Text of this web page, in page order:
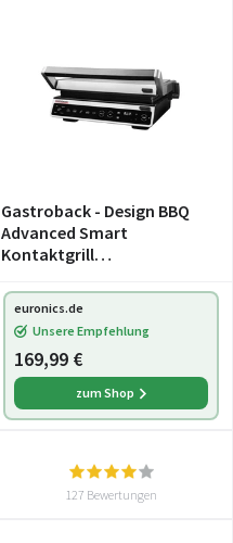
Gastroback - Design BBQ
Advanced Smart
Kontaktgrill
euronics.de
Unsere Empfehlung
169,99 €
zum Shop
127 Bewertungen